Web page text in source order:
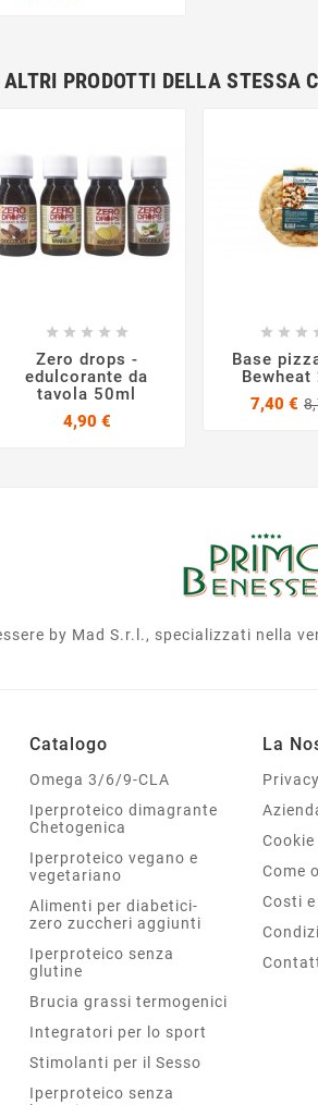
PRODOTTI DELLA STESSA
    
Zero drops -
edulcorante da
tavola 50ml
4,90 €Prezzo
  
Base
Bewheat
7,40 €
by Mad S.r.l., specializzati nella
Catalogo
Omega 3/6/9-CLA
Iperproteico dimagrante
Chetogenica
Iperproteico vegano e
vegetariano
Alimenti per diabetici-
zero zuccheri aggiunti
Iperproteico senza
glutine
Brucia grassi termogenici
Integratori per lo sport
Stimolanti per il Sesso
Iperproteico senza
La
Come
Costi